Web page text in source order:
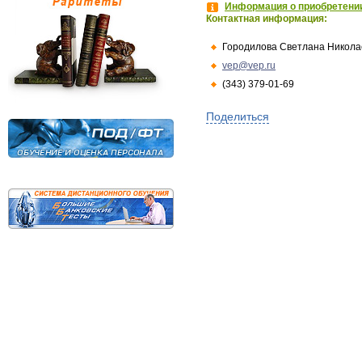
Информация о
Контактная информация:
Городилова Светлана
vep@vep.ru
(343) 379-01-69
Поделиться